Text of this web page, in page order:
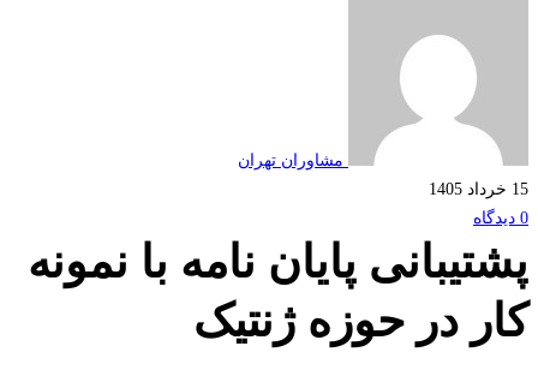
مشاوران تهران
پایان نامه با نمونه
در حوزه ژنتیک